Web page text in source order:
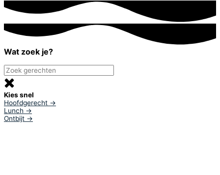
Wat zoek je?
Kies snel
Hoofdgerecht →
Lunch →
Ontbijt →